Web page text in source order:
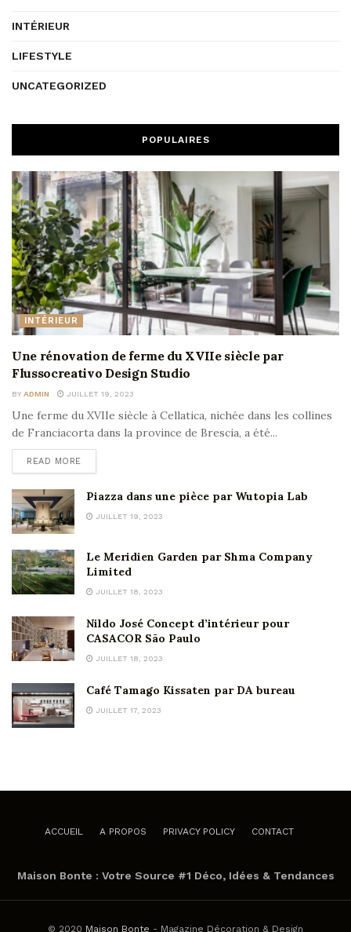
INTÉRIEUR
LIFESTYLE
UNCATEGORIZED
POPULAIRES
INTÉRIEUR
Une rénovation de ferme du XVIIe siècle par
Flussocreativo Design Studio
BY ADMIN JUILLET 19, 2023
Une ferme du XVIIe siècle à Cellatica, nichée dans les collines
de Franciacorta dans la province de Brescia, a été...
READ MORE
Piazza dans une pièce par Wutopia Lab
JUILLET 19, 2023
Le Meridien Garden par Shma Company
Limited
JUILLET 18, 2023
Nildo José Concept d’intérieur pour
CASACOR São Paulo
JUILLET 18, 2023
Café Tamago Kissaten par DA bureau
JUILLET 17, 2023
ACCUEIL A PROPOS PRIVACY POLICY CONTACT
Maison Bonte : Votre Source #1 Déco, Idées & Tendances
© 2020 Maison Bonte - Magazine Décoration & Design